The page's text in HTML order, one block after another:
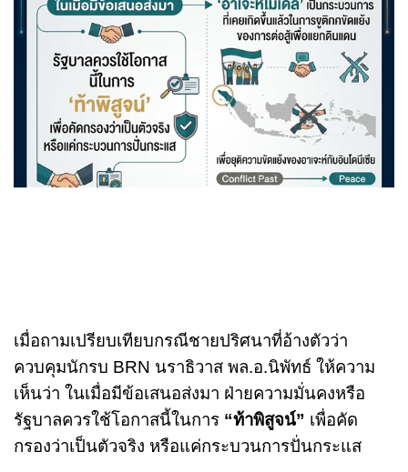
เมื่อถามเปรียบเทียบกรณีชายปริศนาที่อ้างตัวว่า
ควบคุมนักรบ BRN นราธิวาส พล.อ.นิพัทธ์ ให้ความ
เห็นว่า ในเมื่อมีข้อเสนอส่งมา ฝ่ายความมั่นคงหรือ
รัฐบาลควรใช้โอกาสนี้ในการ “ท้าพิสูจน์” เพื่อคัด
กรองว่าเป็นตัวจริง หรือแค่กระบวนการปั่นกระแส